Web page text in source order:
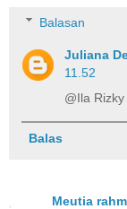
Balasan
Juliana
11.52
@Ila
Balas
Meutia